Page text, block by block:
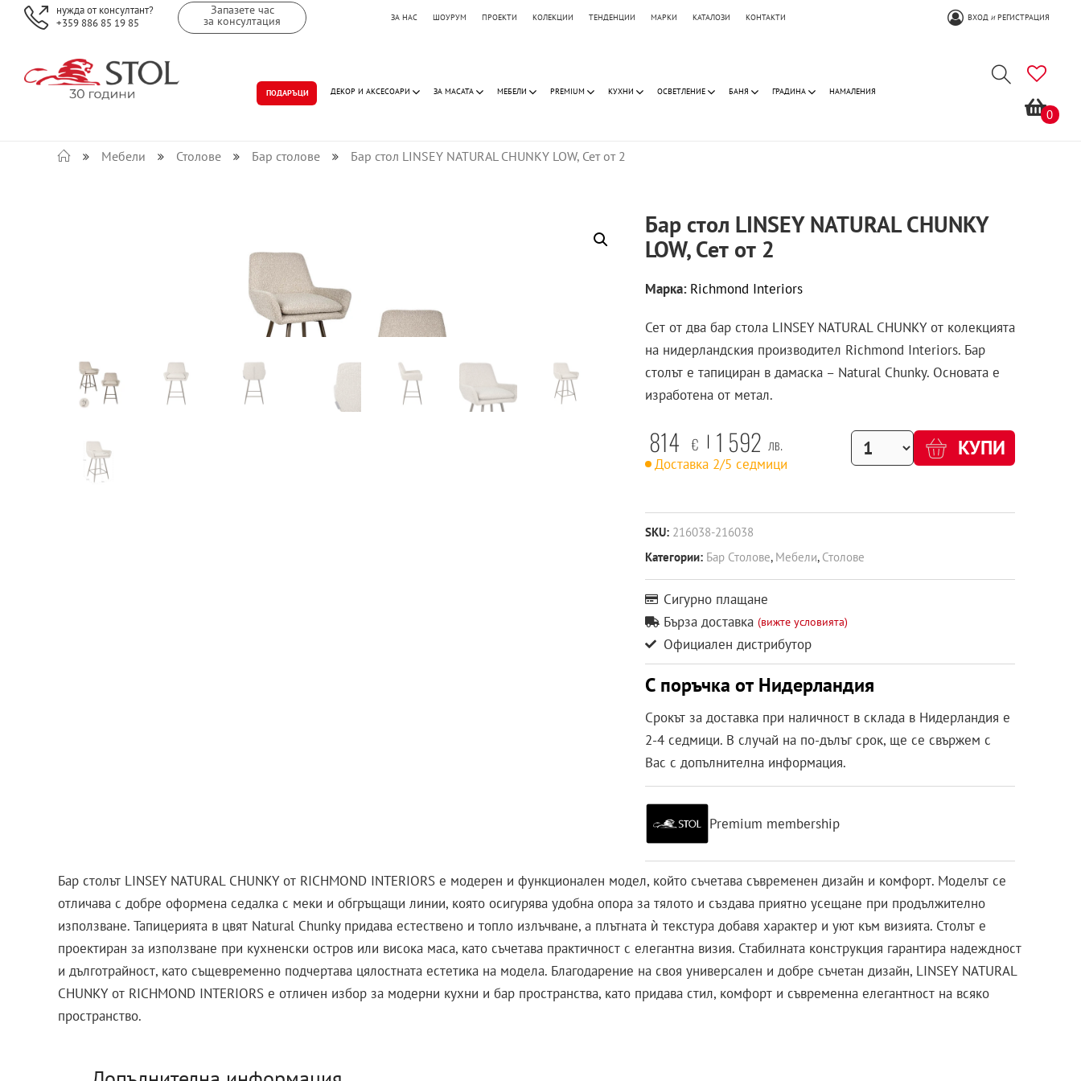
нужда от консултант?
+359 886 85 19 85
Запазете час
за консултация ЗА НАС ШОУРУМ ПРОЕКТИ КОЛЕКЦИИ ТЕНДЕНЦИИ МАРКИ КАТАЛОЗИ КОНТАКТИ ВХОДИРЕГИСТРАЦИЯ
ПОДАРЪЦИ ДЕКОР И АКСЕСОАРИ ЗА МАСАТА МЕБЕЛИ PREMIUM КУХНИ ОСВЕТЛЕНИЕ БАНЯ ГРАДИНА НАМАЛЕНИЯ
0
Мебели Столове Бар столове Бар стол LINSEY NATURAL CHUNKY LOW, Сет от 2
Бар стол LINSEY NATURAL CHUNKY
LOW, Сет от 2
Марка: Richmond Interiors
Сет от два бар стола LINSEY NATURAL CHUNKY от колекцията
на нидерландския производител Richmond Interiors. Бар
столът e тапициран в дамаска – Natural Chunky. Основата е
изработена от метал.
814 € 1 592 лв.
Доставка 2/5 седмици
КУПИ
SKU: 216038-216038
Категории: Бар Столове, Мебели, Столове
Сигурно плащане
Бърза доставка (вижте условията)
Официален дистрибутор
С поръчка от Нидерландия
Срокът за доставка при наличност в склада в Нидерландия е
2-4 седмици. В случай на по-дълъг срок, ще се свържем с
Вас с допълнителна информация.
Premium membership
Бар столът LINSEY NATURAL CHUNKY от RICHMOND INTERIORS е модерен и функционален модел, който съчетава съвременен дизайн и комфорт. Моделът се
отличава с добре оформена седалка с меки и обгръщащи линии, която осигурява удобна опора за тялото и създава приятно усещане при продължително
използване. Тапицерията в цвят Natural Chunky придава естествено и топло излъчване, а плътната ѝ текстура добавя характер и уют към визията. Столът е
проектиран за използване при кухненски остров или висока маса, като съчетава практичност с елегантна визия. Стабилната конструкция гарантира надеждност
и дълготрайност, като същевременно подчертава цялостната естетика на модела. Благодарение на своя универсален и добре съчетан дизайн, LINSEY NATURAL
CHUNKY от RICHMOND INTERIORS е отличен избор за модерни кухни и бар пространства, като придава стил, комфорт и съвременна елегантност на всяко
пространство.